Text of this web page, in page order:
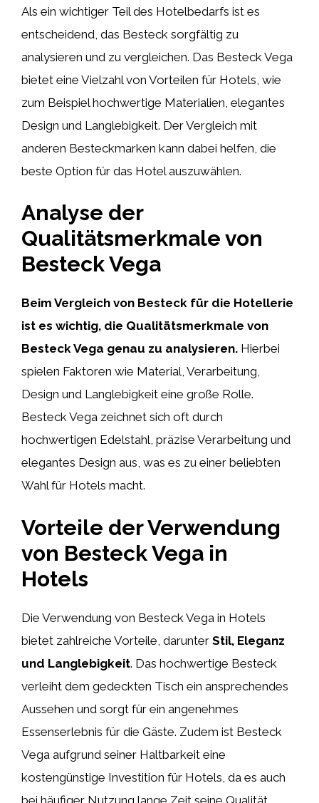
Als ein wichtiger Teil des Hotelbedarfs ist es
entscheidend, das Besteck sorgfältig zu
analysieren und zu vergleichen. Das Besteck Vega
bietet eine Vielzahl von Vorteilen für Hotels, wie
zum Beispiel hochwertige Materialien, elegantes
Design und Langlebigkeit. Der Vergleich mit
anderen Besteckmarken kann dabei helfen, die
beste Option für das Hotel auszuwählen.
Analyse der
Qualitätsmerkmale von
Besteck Vega
Beim Vergleich von Besteck für die Hotellerie
ist es wichtig, die Qualitätsmerkmale von
Besteck Vega genau zu analysieren. Hierbei
spielen Faktoren wie Material, Verarbeitung,
Design und Langlebigkeit eine große Rolle.
Besteck Vega zeichnet sich oft durch
hochwertigen Edelstahl, präzise Verarbeitung und
elegantes Design aus, was es zu einer beliebten
Wahl für Hotels macht.
Vorteile der Verwendung
von Besteck Vega in
Hotels
Die Verwendung von Besteck Vega in Hotels
bietet zahlreiche Vorteile, darunter Stil, Eleganz
und Langlebigkeit. Das hochwertige Besteck
verleiht dem gedeckten Tisch ein ansprechendes
Aussehen und sorgt für ein angenehmes
Essenserlebnis für die Gäste. Zudem ist Besteck
Vega aufgrund seiner Haltbarkeit eine
kostengünstige Investition für Hotels, da es auch
bei häufiger Nutzung lange Zeit seine Qualität